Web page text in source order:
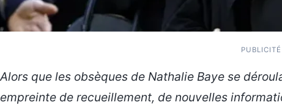
PUBLICITÉ
Alors que les obsèques de Nathalie Baye se
empreinte de recueillement, de nouvelles